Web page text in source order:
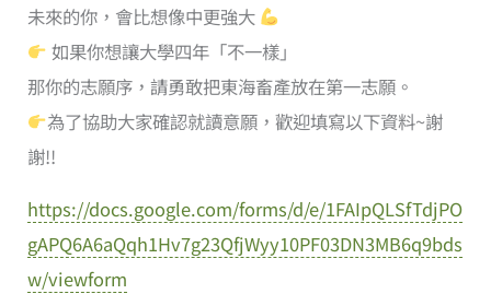
未來的你，會比想像中更強大
如果你想讓大學四年「不一樣」
那你的志願序，請勇敢把東海畜產放在第一志願。
為了協助大家確認就讀意願，歡迎填寫以下資料~謝
謝!!
https://docs.google.com/forms/d/e/1FAIpQLSfTdjPO
gAPQ6A6aQqh1Hv7g23QfjWyy10PF03DN3MB6q9bds
w/viewform